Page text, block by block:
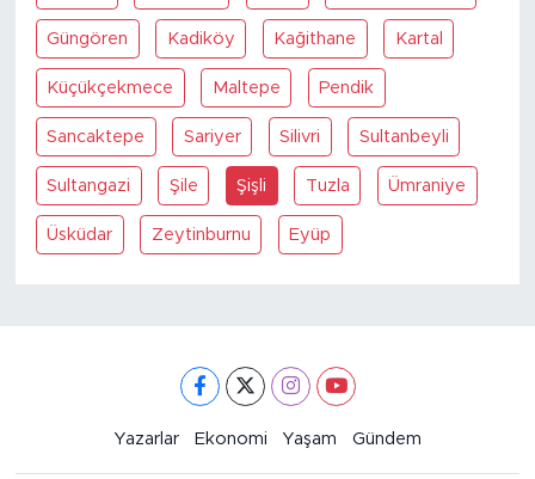
Güngören Kadiköy Kağithane Kartal
Küçükçekmece Maltepe Pendik
Sancaktepe Sariyer Silivri Sultanbeyli
Sultangazi Şile Şişli Tuzla Ümraniye
Üsküdar Zeytinburnu Eyüp
Yazarlar Ekonomi Yaşam Gündem